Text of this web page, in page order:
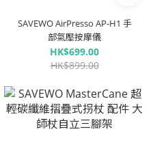
SAVEWO AirPresso AP-H1 手
部氣壓按摩儀
HK$699.00
HK$899.00